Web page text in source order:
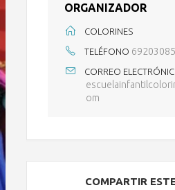
ORGANIZADOR
COLORINES
TELÉFONO
CORREO
om
COMPARTIR